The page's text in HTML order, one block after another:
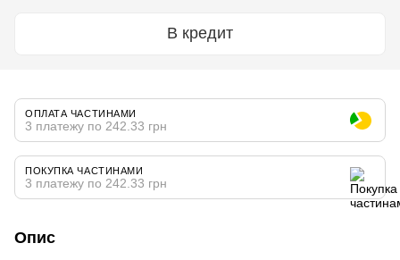
В кредит
ОПЛАТА ЧАСТИНАМИ
3 платежу по 242.33 грн
ПОКУПКА ЧАСТИНАМИ
3 платежу по 242.33 грн
Опис